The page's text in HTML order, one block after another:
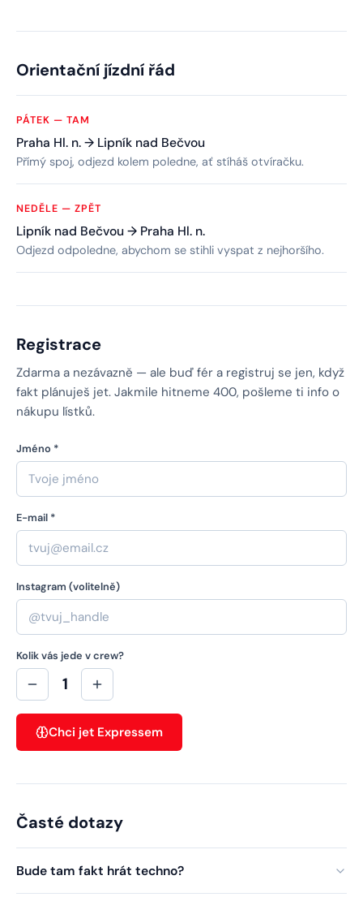
Orientační jízdní řád
PÁTEK — TAM
Praha Hl. n. → Lipník nad Bečvou
Přímý spoj, odjezd kolem poledne, ať stíháš otvíračku.
NEDĚLE — ZPĚT
Lipník nad Bečvou → Praha Hl. n.
Odjezd odpoledne, abychom se stihli vyspat z nejhoršího.
Registrace
Zdarma a nezávazně — ale buď fér a registruj se jen, když
fakt plánuješ jet. Jakmile hitneme 400, pošleme ti info o
nákupu lístků.
Jméno *
E-mail *
Instagram (volitelně)
Kolik vás jede v crew?
1
Chci jet Expressem
Časté dotazy
Bude tam fakt hrát techno?